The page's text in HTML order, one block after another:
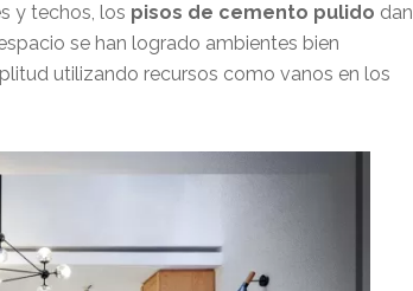
y techos, los pisos de cemento pulido dan
se han logrado ambientes bien
utilizando recursos como vanos en los